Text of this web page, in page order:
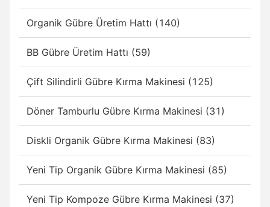
Organik Gübre Üretim Hattı (140)
BB Gübre Üretim Hattı (59)
Çift Silindirli Gübre Kırma Makinesi (125)
Döner Tamburlu Gübre Kırma Makinesi (31)
Diskli Organik Gübre Kırma Makinesi (83)
Yeni Tip Organik Gübre Kırma Makinesi (85)
Yeni Tip Kompoze Gübre Kırma Makinesi (37)